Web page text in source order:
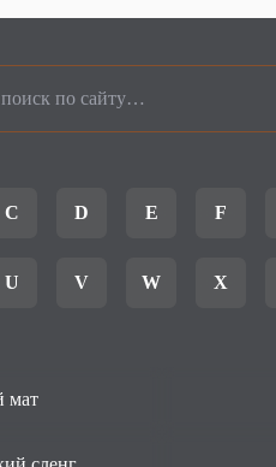
C D E F
U V W X
мат